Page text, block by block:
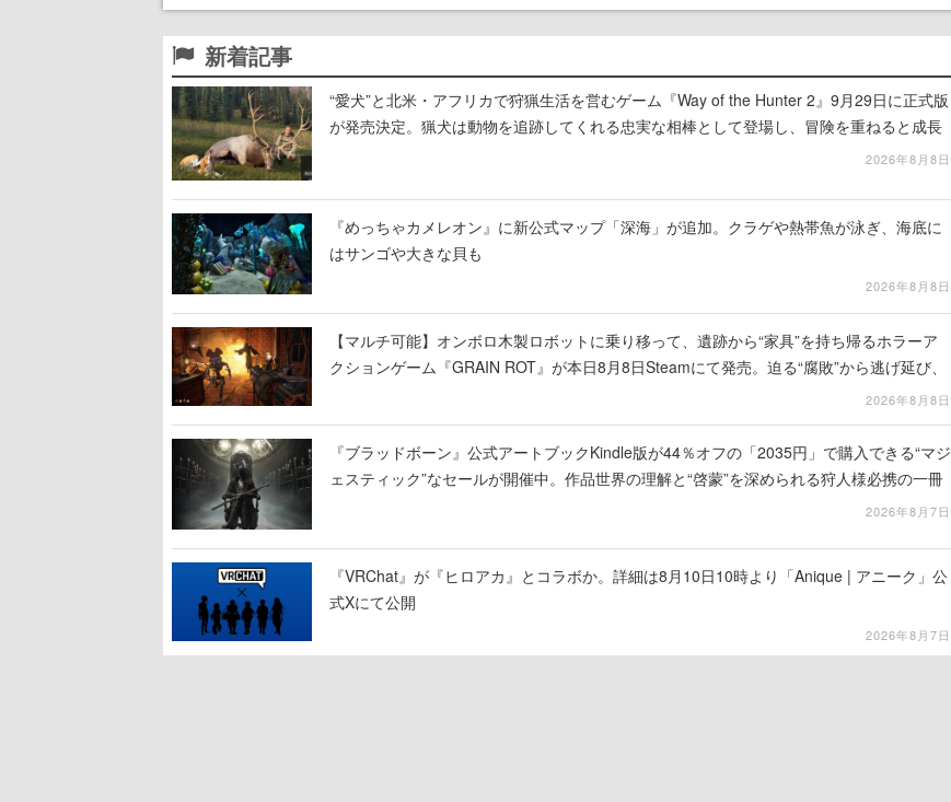
新着記事
“愛犬”と北米・アフリカで狩猟生活を営むゲーム『Way of the Hunter 2』9月29日に正式版
が発売決定。猟犬は動物を追跡してくれる忠実な相棒として登場し、冒険を重ねると成長
2026年8月8日
『めっちゃカメレオン』に新公式マップ「深海」が追加。クラゲや熱帯魚が泳ぎ、海底に
はサンゴや大きな貝も
2026年8月8日
【マルチ可能】オンボロ木製ロボットに乗り移って、遺跡から“家具”を持ち帰るホラーア
クションゲーム『GRAIN ROT』が本日8月8日Steamにて発売。迫る“腐敗”から逃げ延び、
2026年8月8日
『ブラッドボーン』公式アートブックKindle版が44％オフの「2035円」で購入できる“マジ
ェスティック”なセールが開催中。作品世界の理解と“啓蒙”を深められる狩人様必携の一冊
2026年8月7日
『VRChat』が『ヒロアカ』とコラボか。詳細は8月10日10時より「Anique | アニーク」公
式Xにて公開
2026年8月7日